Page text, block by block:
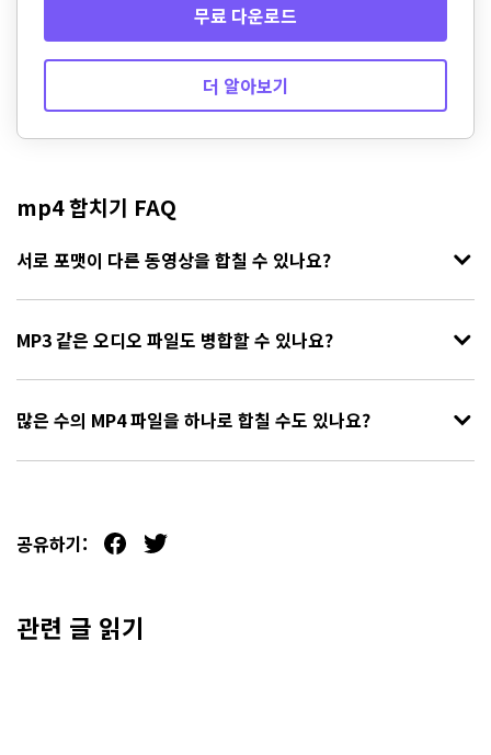
무료 다운로드
더 알아보기
mp4 합치기 FAQ
서로 포맷이 다른 동영상을 합칠 수 있나요?
MP3 같은 오디오 파일도 병합할 수 있나요?
많은 수의 MP4 파일을 하나로 합칠 수도 있나요?
공유하기:
관련 글 읽기